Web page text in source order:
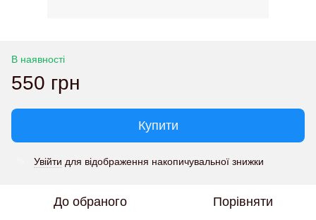
В наявності
550 грн
Купити
Увійти для відображення накопичувальної знижки
До обраного Порівняти